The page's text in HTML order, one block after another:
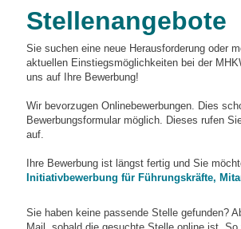
Stellenangebote
Sie suchen eine neue Herausforderung oder
aktuellen Einstiegsmöglichkeiten bei der
uns auf Ihre Bewerbung!
Wir bevorzugen Onlinebewerbungen. Dies
Bewerbungsformular möglich. Dieses rufen
auf.
Ihre Bewerbung ist längst fertig und Sie
Initiativbewerbung für Führungskräfte,
Sie haben keine passende Stelle gefunden?